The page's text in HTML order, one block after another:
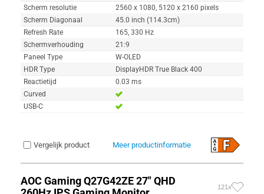
Scherm resolutie
2560 x 1080, 5120 x 2160 pixels
Scherm Diagonaal
45.0 inch (114.3cm)
Refresh Rate
165, 330 Hz
Schermverhouding
21:9
Paneel Type
W-OLED
HDR Type
DisplayHDR True Black 400
Reactietijd
0.03 ms
Curved
USB-C
Vergelijk product Meer productinformatie
AOC Gaming Q27G42ZE 27" QHD
121x